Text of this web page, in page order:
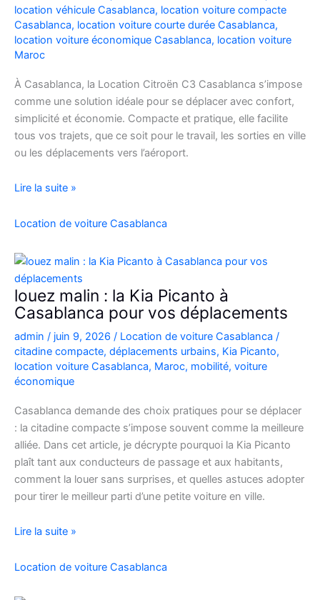
location véhicule Casablanca, location voiture compacte
Casablanca, location voiture courte durée Casablanca,
location voiture économique Casablanca, location voiture
Maroc
À Casablanca, la Location Citroën C3 Casablanca s’impose
comme une solution idéale pour se déplacer avec confort,
simplicité et économie. Compacte et pratique, elle facilite
tous vos trajets, que ce soit pour le travail, les sorties en ville
ou les déplacements vers l’aéroport.
Location
voiture
C3
à
Casablanca
Lire la suite »
Location de voiture Casablanca
louez malin : la Kia Picanto à
Casablanca pour vos déplacements
admin / juin 9, 2026 / Location de voiture Casablanca /
citadine compacte, déplacements urbains, Kia Picanto,
location voiture Casablanca, Maroc, mobilité, voiture
économique
Casablanca demande des choix pratiques pour se déplacer
: la citadine compacte s’impose souvent comme la meilleure
alliée. Dans cet article, je décrypte pourquoi la Kia Picanto
plaît tant aux conducteurs de passage et aux habitants,
comment la louer sans surprises, et quelles astuces adopter
pour tirer le meilleur parti d’une petite voiture en ville.
louez
:
Lire la suite »
Location de voiture Casablanca